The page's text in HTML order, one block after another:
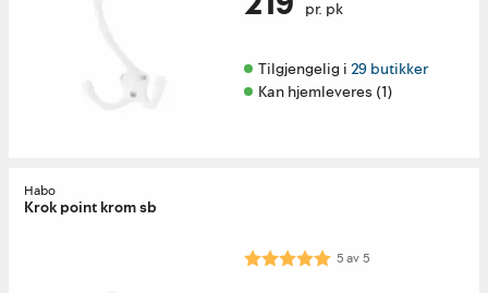
pr. pk
Tilgjengelig i 29 butikker
Kan hjemleveres (1)
Habo
Krok point krom sb
Karakter: 5.0 av 5 mulige
5av5